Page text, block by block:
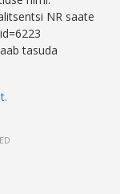
NR saate
tasuda